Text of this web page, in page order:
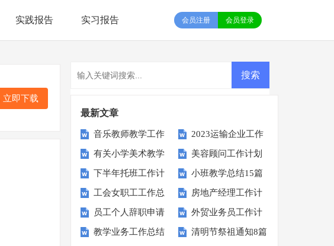
实践报告 实习报告 会员登录
会员注册
立即下载
最新文章
音乐教师教学工作
总结
2023运输企业工作
计划
有关小学美术教学
总结
美容顾问工作计划
下半年托班工作计
划
小班教学总结15篇
工会女职工工作总
结
房地产经理工作计
划
员工个人辞职申请
书
外贸业务员工作计
划
教学业务工作总结 清明节祭祖通知8篇